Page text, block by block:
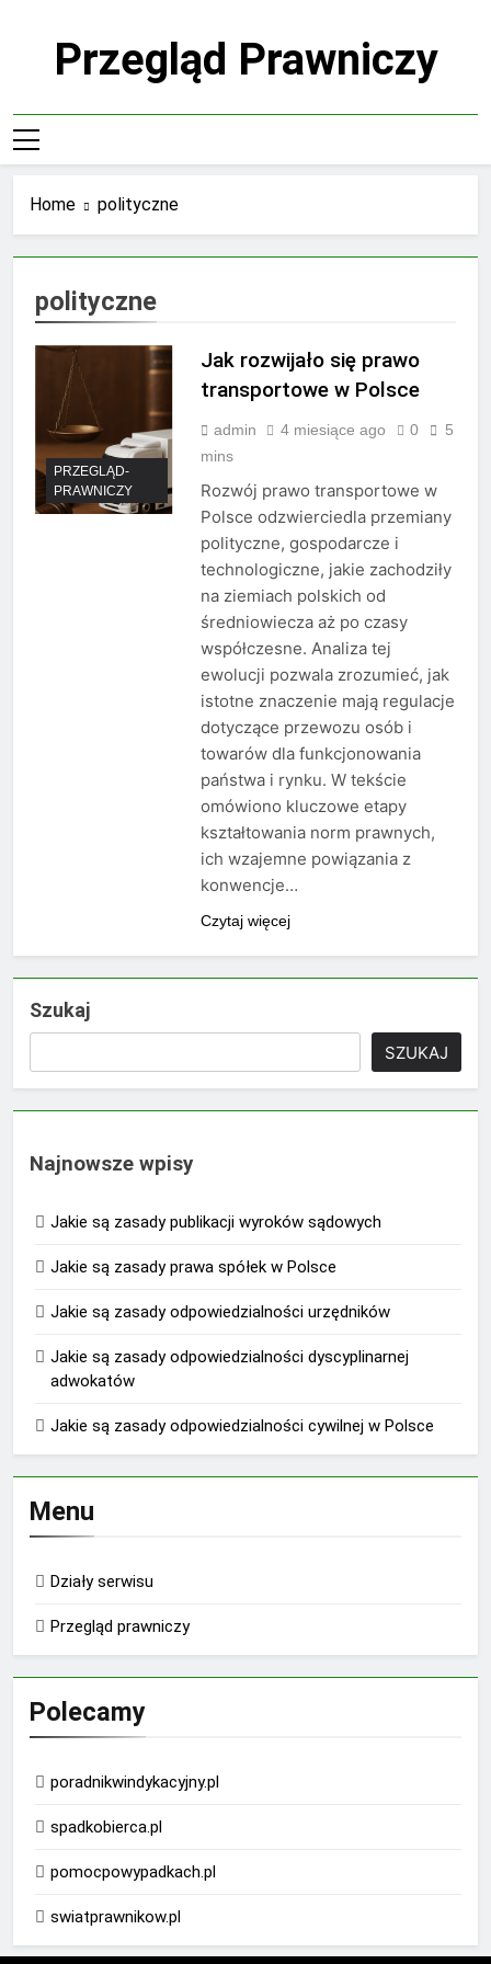
Przegląd Prawniczy
Home polityczne
polityczne
PRZEGLĄD-
PRAWNICZY
Jak rozwijało się prawo
transportowe w Polsce
admin 4 miesiące ago 0
5
mins
Rozwój prawo transportowe w
Polsce odzwierciedla przemiany
polityczne, gospodarcze i
technologiczne, jakie zachodziły
na ziemiach polskich od
średniowiecza aż po czasy
współczesne. Analiza tej
ewolucji pozwala zrozumieć, jak
istotne znaczenie mają regulacje
dotyczące przewozu osób i
towarów dla funkcjonowania
państwa i rynku. W tekście
omówiono kluczowe etapy
kształtowania norm prawnych,
ich wzajemne powiązania z
konwencje…
Czytaj więcej
Szukaj
SZUKAJ
Najnowsze wpisy
Jakie są zasady publikacji wyroków sądowych
Jakie są zasady prawa spółek w Polsce
Jakie są zasady odpowiedzialności urzędników
Jakie są zasady odpowiedzialności dyscyplinarnej
adwokatów
Jakie są zasady odpowiedzialności cywilnej w Polsce
Menu
Działy serwisu
Przegląd prawniczy
Polecamy
poradnikwindykacyjny.pl
spadkobierca.pl
pomocpowypadkach.pl
swiatprawnikow.pl